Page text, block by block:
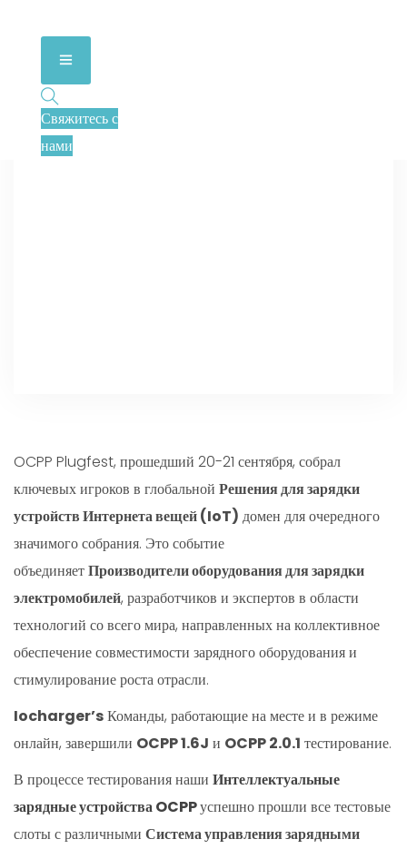
Свяжитесь с
нами
OCPP Plugfest, прошедший 20-21 сентября, собрал
ключевых игроков в глобальной Решения для зарядки
устройств Интернета вещей (IoT) домен для очередного
значимого собрания. Это событие
объединяетПроизводители оборудования для зарядки
электромобилей, разработчиков и экспертов в области
технологий со всего мира, направленных на коллективное
обеспечение совместимости зарядного оборудования и
стимулирование роста отрасли.
Iocharger’sКоманды, работающие на месте и в режиме
онлайн, завершили OCPP 1.6J и OCPP 2.0.1 тестирование.
В процессе тестирования наши Интеллектуальные
зарядные устройства OCPPуспешно прошли все тестовые
слоты с различными Система управления зарядными